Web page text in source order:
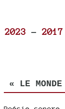
2023 - 2017
« LE